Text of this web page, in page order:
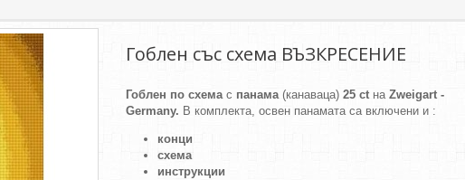
Гоблен със схема ВЪЗКРЕСЕНИЕ
Гоблен по схемас панама(канаваца) 25 ctна Zweigart -
Germany. В комплекта, освен панамата са включени и :
конци
схема
инструкции